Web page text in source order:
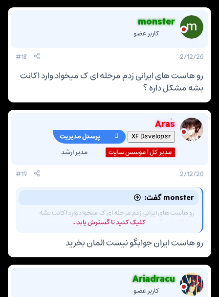
monster
کاربر عضو
2/12/20
#18
رو هاست های ایرانی زدم مرحله ای ک میخواد وارد اکانت
بشه مشکل داره ؟
Aras
XF Developer
پرسنل مدیریت
مدیر کل | موسس سایت
مدیر ارشد
2/12/20
#19
monster گفت:
رو هاست های ایرانی زدم مرحله ای ک میخواد وارد اکانت بشه
کلیک کنید تا گسترش یابد...
رو هاست ایران جوابگو نیست المان بخرید
Ariadracu
کاربر عضو